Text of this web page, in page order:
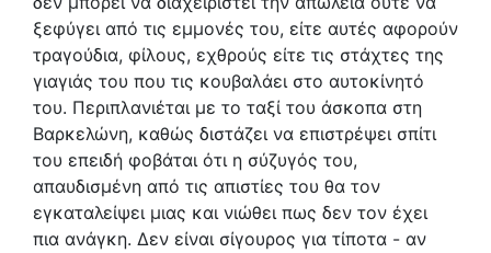
ξεφύγει από τις εμμονές του, είτε αυτές αφορούν
τραγούδια, φίλους, εχθρούς είτε τις στάχτες της
γιαγιάς του που τις κουβαλάει στο αυτοκίνητό
του. Περιπλανιέται με το ταξί του άσκοπα στη
Βαρκελώνη, καθώς διστάζει να επιστρέψει σπίτι
του επειδή φοβάται ότι η σύζυγός του,
απαυδισμένη από τις απιστίες του θα τον
εγκαταλείψει μιας και νιώθει πως δεν τον έχει
πια ανάγκη. Δεν είναι σίγουρος για τίποτα - αν